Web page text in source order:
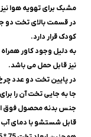
مشبک برای تهویه هوا
در قسمت بالای تخت دو
کودک قرار دارد.
به دلیل وجود کاور
نیز قابل حمل می باشد.
در پایین تخت دو عدد
جا به جایی تخت آن را
جنس بدنه محصول فوق
قابل شستشو با دمای آب 30 درجه سانتی گراد می باشد.